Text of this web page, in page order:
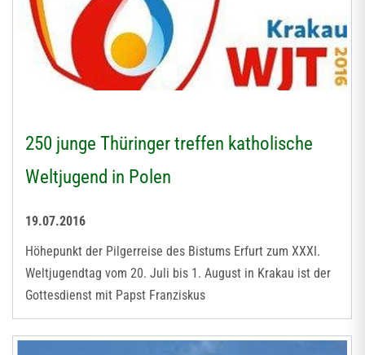
250 junge Thüringer treffen katholische
Weltjugend in Polen
19.07.2016
Höhepunkt der Pilgerreise des Bistums Erfurt zum XXXI.
Weltjugendtag vom 20. Juli bis 1. August in Krakau ist der
Gottesdienst mit Papst Franziskus